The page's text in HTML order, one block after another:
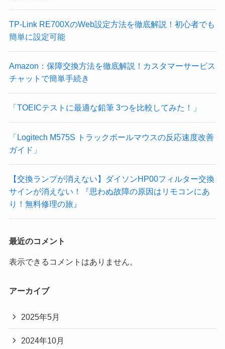
TP-Link RE700XのWeb設定方法を徹底解説！初心者でも
簡単に設定可能
Amazon：保障交換方法を徹底解説！カスタマーサービス
チャットで簡単手続き
「TOEICテストに最適な鉛筆 3つを比較してみた！」
「Logitech M575S トラックボールマウスの反応速度改善
ガイド」
【交換ランプが消えない】ダイソンHP00フィルター交換
サインが消えない！『思わぬ故障の原因はリモコンにあ
り！無料修理の旅』
最近のコメント
表示できるコメントはありません。
アーカイブ
2025年5月
2024年10月